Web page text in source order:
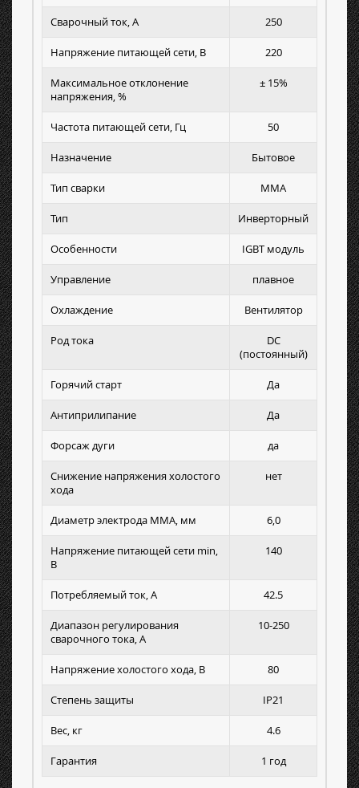
Сварочный ток, А 250
Напряжение питающей сети, В 220
Максимальное отклонение
напряжения, %
± 15%
Частота питающей сети, Гц 50
Назначение Бытовое
Тип сварки MMA
Тип Инверторный
Особенности IGBT модуль
Управление плавное
Охлаждение Вентилятор
Род тока
DC
(постоянный)
Горячий старт Да
Антиприлипание Да
Форсаж дуги да
Снижение напряжения холостого
хода
нет
Диаметр электрода MMA, мм 6,0
Напряжение питающей сети min,
В
140
Потребляемый ток, А 42.5
Диапазон регулирования
сварочного тока, А
10-250
Напряжение холостого хода, В 80
Степень защиты IP21
Вес, кг 4.6
Гарантия 1 год